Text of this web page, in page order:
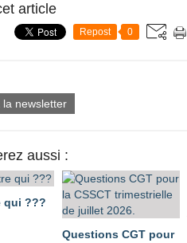
article
Repost 0
la newsletter
aussi :
qui ???
Questions CGT pour